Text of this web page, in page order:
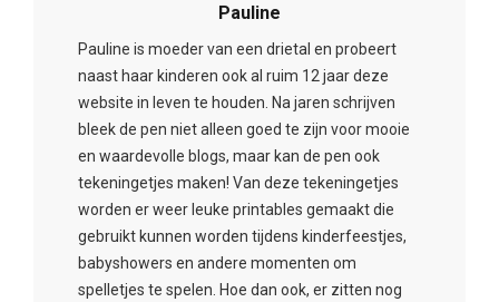
Pauline
Pauline is moeder van een drietal en probeert
naast haar kinderen ook al ruim 12 jaar deze
website in leven te houden. Na jaren schrijven
bleek de pen niet alleen goed te zijn voor mooie
en waardevolle blogs, maar kan de pen ook
tekeningetjes maken! Van deze tekeningetjes
worden er weer leuke printables gemaakt die
gebruikt kunnen worden tijdens kinderfeestjes,
babyshowers en andere momenten om
spelletjes te spelen. Hoe dan ook, er zitten nog